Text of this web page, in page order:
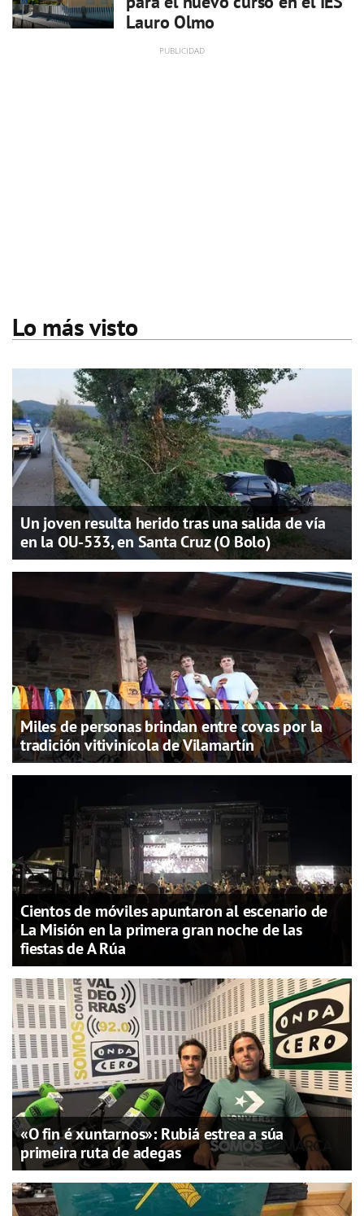
Lauro Olmo
Lo más visto
Un joven resulta herido tras una salida de vía
en la OU-533, en Santa Cruz (O Bolo)
Miles de personas brindan entre covas por la
tradición vitivinícola de Vilamartín
Cientos de móviles apuntaron al escenario de
La Misión en la primera gran noche de las
fiestas de A Rúa
«O fin é xuntarnos»: Rubiá estrea a súa
primeira ruta de adegas